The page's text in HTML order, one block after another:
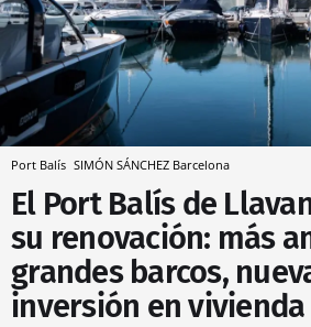
Port Balís SIMÓN SÁNCHEZ Barcelona
El Port Balís de
su renovación: más
grandes barcos,
inversión en